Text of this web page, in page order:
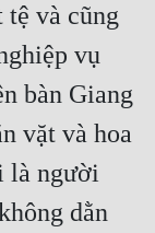
tệ và cũng
vụ
bàn Giang
vặt và hoa
là người
dằn